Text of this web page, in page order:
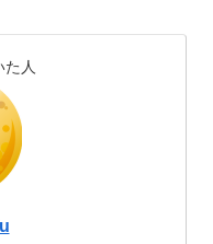
た人